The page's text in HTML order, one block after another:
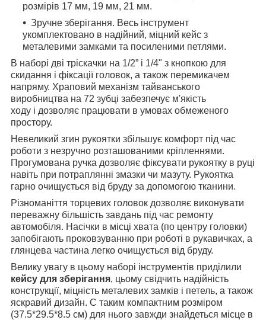
розмірів 17 мм, 19 мм, 21 мм.
Зручне зберігання. Весь інструмент
укомплектовано в надійний, міцний кейс з
металевими замками та посиленими петлями.
В наборі дві тріскачки на 1/2” і 1/4" з кнопкою для
скидання і фіксації головок, а також перемикачем
напряму. Храповий механізм тайванського
виробництва на 72 зубці забезпечує м'якість
ходу і дозволяє працювати в умовах обмеженого
простору.
Невеликий згин рукоятки збільшує комфорт під час
роботи з незручно розташованими кріпленнями.
Прогумована ручка дозволяє фіксувати рукоятку в руці
навіть при потраплянні змазки чи мазуту. Рукоятка
гарно очищується від бруду за допомогою тканини.
Різноманіття торцевих головок дозволяє виконувати
переважну більшість завдань під час ремонту
автомобіля. Насічки в місці хвата (по центру головки)
запобігають проковзуванню при роботі в рукавичках, а
глянцева частина легко очищується від бруду.
Велику увагу в цьому наборі інструментів приділили
кейсу для зберігання, цьому свідчить надійність
конструкції, міцність металевих замків і петель, а також
яскравий дизайн. С таким компактним розміром
(37.5*29.5*8.5 см) для нього завжди знайдеться місце в